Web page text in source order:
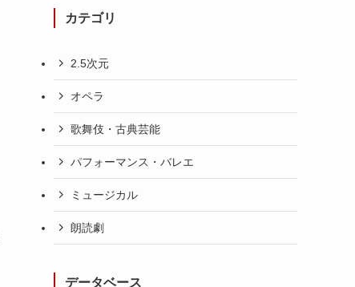
カテゴリ
2.5次元
オペラ
歌舞伎・古典芸能
パフォーマンス・バレエ
ミュージカル
朗読劇
データベース